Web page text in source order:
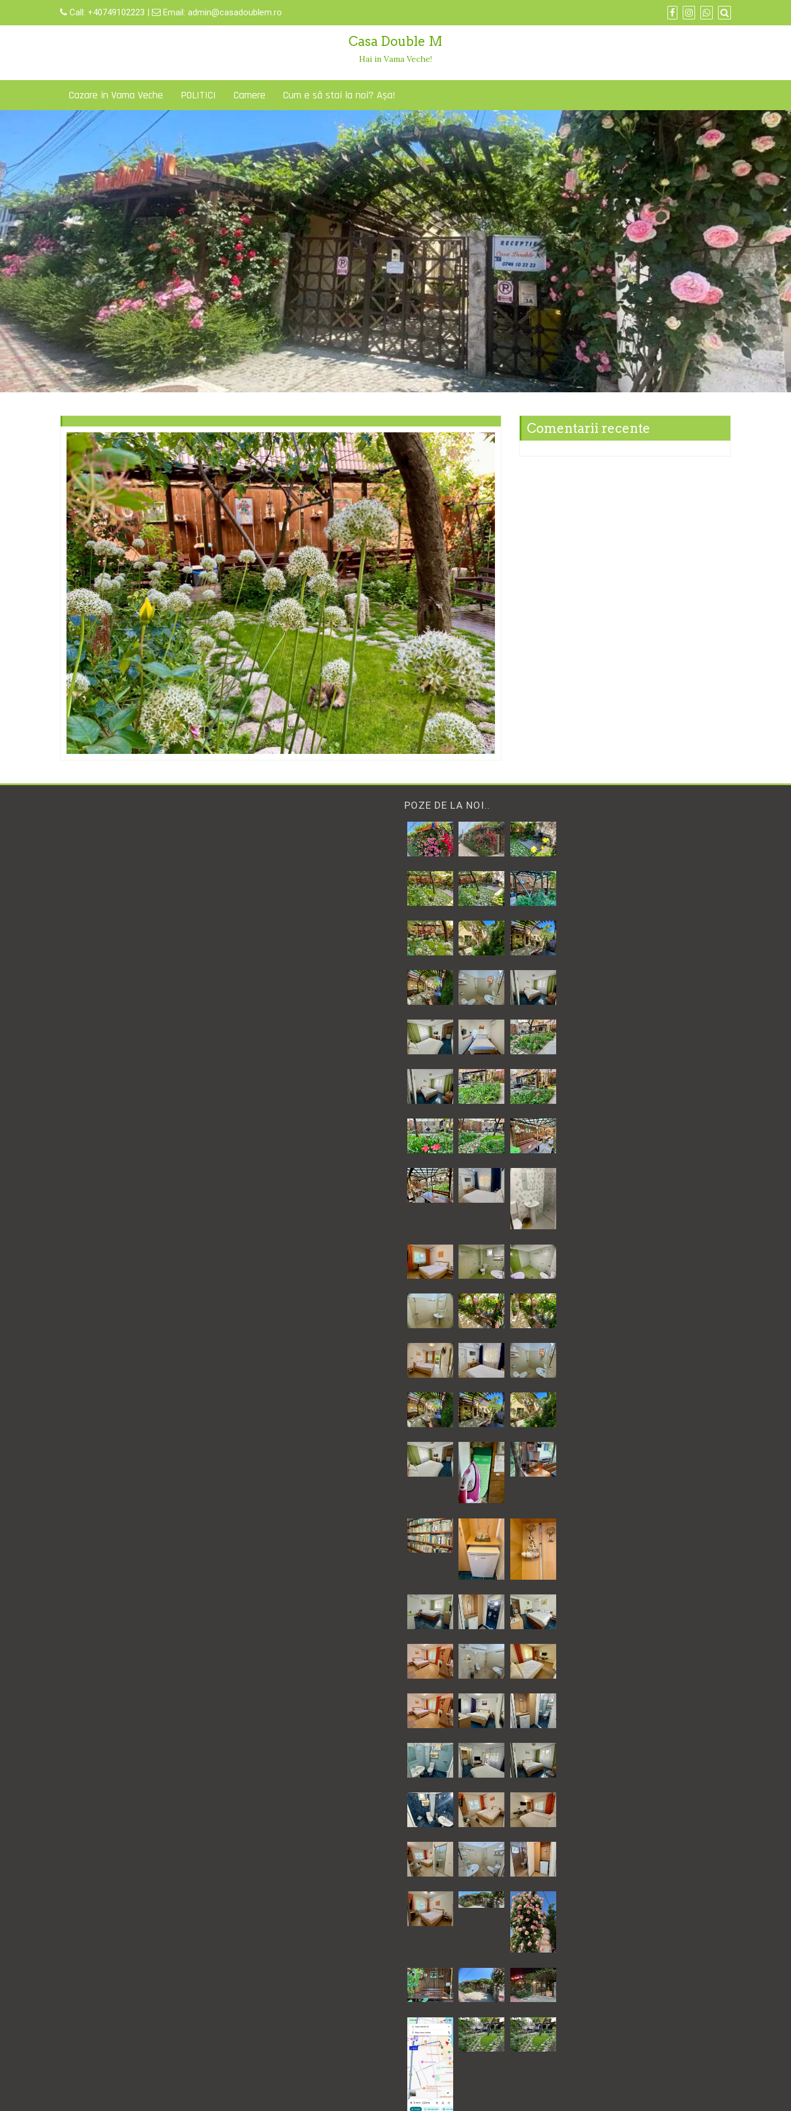
Call: +40749102223 | Email: admin@casadoublem.ro
Casa Double M
Hai in Vama Veche!
Cazare in Vama Veche POLITICI Camere Cum e să stai la noi? Așa!
Comentarii recente
POZE DE LA NOI..